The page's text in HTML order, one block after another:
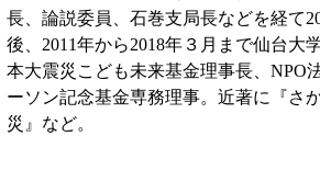
長、論説委員、石巻支局長などを経て
後、2011年から2018年３月まで仙台大
本大震災こども未来基金理事長、NPO
ーソン記念基金専務理事。近著に『さ
災』など。